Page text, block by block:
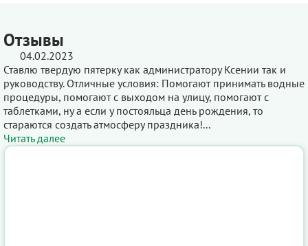
Отзывы
04.02.2023
Ставлю твердую пятерку как администратору Ксении так и
руководству. Отличные условия: Помогают принимать водные
процедуры, помогают с выходом на улицу, помогают с
таблетками, ну а если у постояльца день рождения, то
стараются создать атмосферу праздника!...
Читать далее